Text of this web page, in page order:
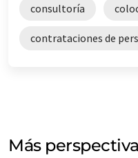
consultoría
contrataciones de
Más